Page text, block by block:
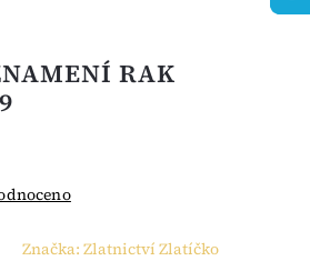
RAK
Značka: Zlatnictví Zlatíčko